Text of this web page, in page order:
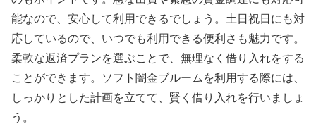
能なので、安心して利用できるでしょう。土日祝日にも対
応しているので、いつでも利用できる便利さも魅力です。
柔軟な返済プランを選ぶことで、無理なく借り入れをする
ことができます。ソフト闇金ブルームを利用する際には、
しっかりとした計画を立てて、賢く借り入れを行いましょ
う。